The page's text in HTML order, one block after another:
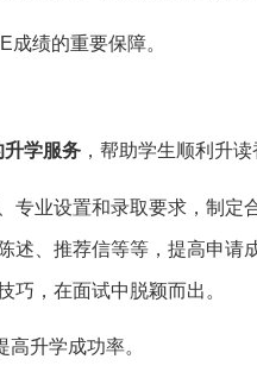
绩的重要保障。
升学服务 ，帮助学生顺利升
专业设置和录取要求，制定
述、推荐信等等，提高申请
巧，在面试中脱颖而出。
升学成功率。